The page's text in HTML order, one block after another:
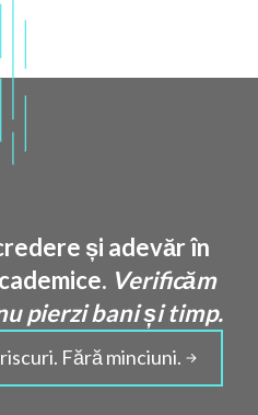
și adevăr în
Verificăm
pierzi bani și timp.
Fără minciuni.